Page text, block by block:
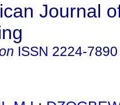
Journal
ISSN 2224-7890